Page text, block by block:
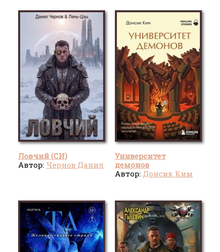
Ловчий (СИ)
Автор: Чернов Данил
Университет
демонов
Автор: Донсик Ким